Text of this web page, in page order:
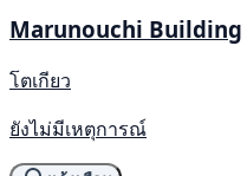
Marunouchi Building
โตเกียว
ยังไม่มีเหตุการณ์